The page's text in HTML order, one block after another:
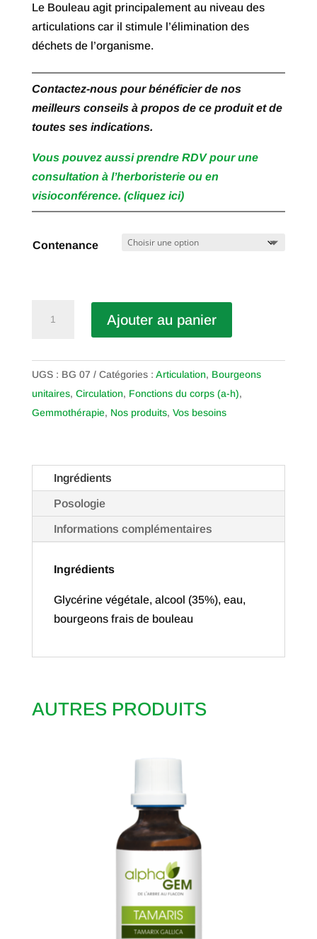
€ 27,90
Le Bouleau agit principalement au niveau des
articulations car il stimule l’élimination des
déchets de l’organisme.
Contactez-nous pour bénéficier de nos
meilleurs conseils à propos de ce produit et de
toutes ses indications.
Vous pouvez aussi prendre RDV pour une
consultation à l’herboristerie ou en
visioconférence. (cliquez ici)
Contenance
Ajouter au panier
UGS : BG 07 Catégories : Articulation, Bourgeons
unitaires, Circulation, Fonctions du corps (a-h),
Gemmothérapie, Nos produits, Vos besoins
Ingrédients
Posologie
Informations complémentaires
Ingrédients
Glycérine végétale, alcool (35%), eau,
bourgeons frais de bouleau
AUTRES PRODUITS